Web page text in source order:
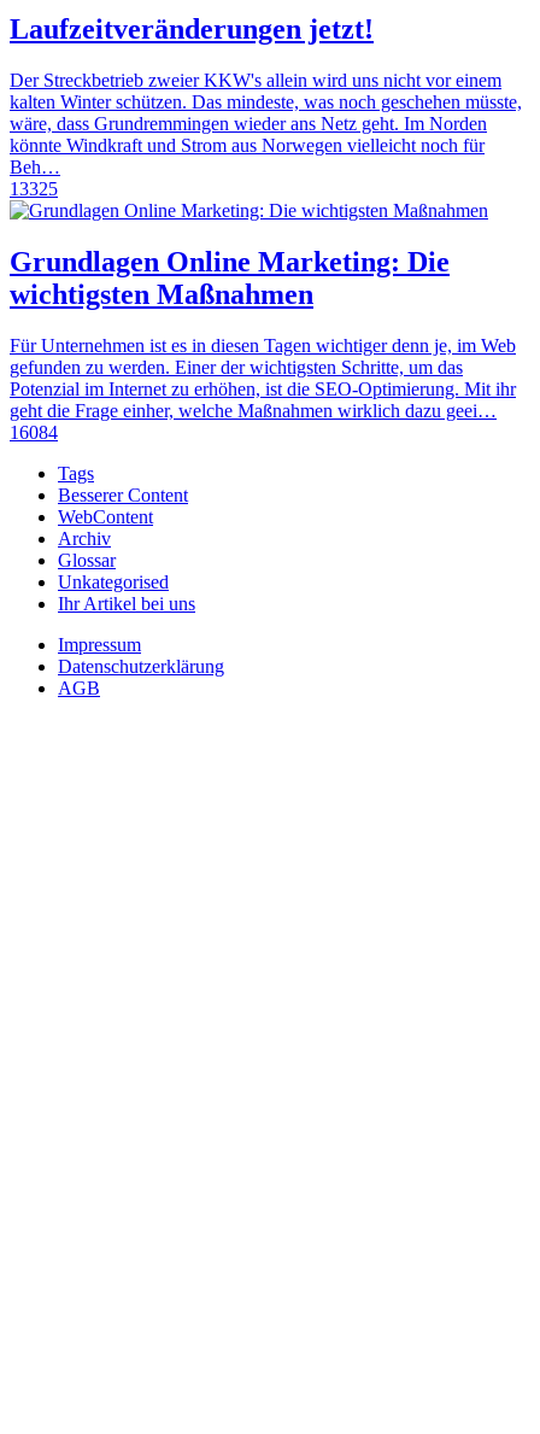
Laufzeitveränderungen jetzt!
Der Streckbetrieb zweier KKW's allein wird uns nicht vor einem
kalten Winter schützen. Das mindeste, was noch geschehen müsste,
wäre, dass Grundremmingen wieder ans Netz geht. Im Norden
könnte Windkraft und Strom aus Norwegen vielleicht noch für
Beh…
13325
Grundlagen Online Marketing: Die
wichtigsten Maßnahmen
Für Unternehmen ist es in diesen Tagen wichtiger denn je, im Web
gefunden zu werden. Einer der wichtigsten Schritte, um das
Potenzial im Internet zu erhöhen, ist die SEO-Optimierung. Mit ihr
geht die Frage einher, welche Maßnahmen wirklich dazu geei…
16084
Tags
Besserer Content
WebContent
Archiv
Glossar
Unkategorised
Ihr Artikel bei uns
Impressum
Datenschutzerklärung
AGB